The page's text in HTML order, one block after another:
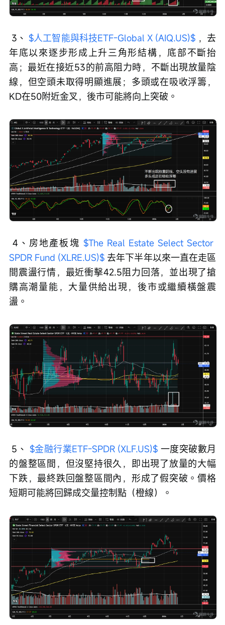
3、 $人工智能與科技ETF-Global X (AIQ.US)$ ，去
年底以來逐步形成上升三角形結構，底部不斷抬
高；最近在接近53的前高阻力時，不斷出現放量陰
線，但空頭未取得明顯進展；多頭或在吸收浮籌，
KD在50附近金叉，後市可能將向上突破。
4、房地產板塊 $The Real Estate Select Sector
SPDR Fund (XLRE.US)$ 去年下半年以來一直在走區
間震盪行情，最近衝擊42.5阻力回落，並出現了搶
購高潮量能，大量供給出現，後市或繼續橫盤震
盪。
5、 $金融行業ETF-SPDR (XLF.US)$ 一度突破數月
的盤整區間，但沒堅持很久，即出現了放量的大幅
下跌，最終跌回盤整區間內，形成了假突破。價格
短期可能將回歸成交量控制點（橙線）。